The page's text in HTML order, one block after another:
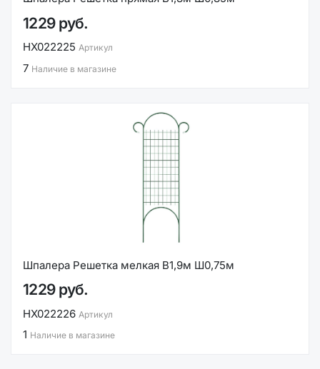
1229 руб.
НХ022225 Артикул
7 Наличие в магазине
Шпалера Решетка мелкая В1,9м Ш0,75м
1229 руб.
НХ022226 Артикул
1 Наличие в магазине